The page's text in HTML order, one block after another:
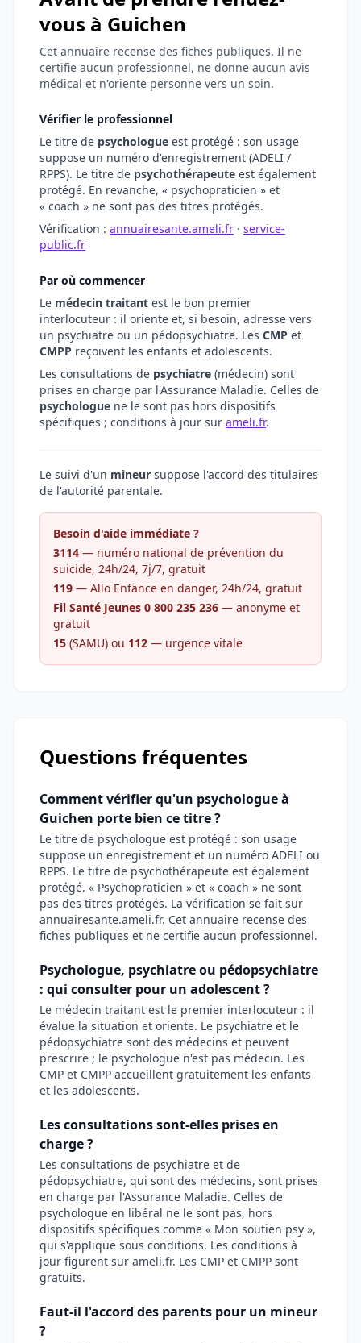
vous à Guichen
Cet annuaire recense des fiches publiques. Il ne
certifie aucun professionnel, ne donne aucun avis
médical et n'oriente personne vers un soin.
Vérifier le professionnel
Le titre de psychologue est protégé : son usage
suppose un numéro d'enregistrement (ADELI /
RPPS). Le titre de psychothérapeute est également
protégé. En revanche, « psychopraticien » et
« coach » ne sont pas des titres protégés.
Vérification : annuairesante.ameli.fr · service-
public.fr
Par où commencer
Le médecin traitant est le bon premier
interlocuteur : il oriente et, si besoin, adresse vers
un psychiatre ou un pédopsychiatre. Les CMP et
CMPP reçoivent les enfants et adolescents.
Les consultations de psychiatre (médecin) sont
prises en charge par l'Assurance Maladie. Celles de
psychologue ne le sont pas hors dispositifs
spécifiques ; conditions à jour sur ameli.fr.
Le suivi d'un mineur suppose l'accord des titulaires
de l'autorité parentale.
Besoin d'aide immédiate ?
3114 — numéro national de prévention du
suicide, 24h/24, 7j/7, gratuit
119 — Allo Enfance en danger, 24h/24, gratuit
Fil Santé Jeunes 0 800 235 236 — anonyme et
gratuit
15 (SAMU) ou 112 — urgence vitale
Questions fréquentes
Comment vérifier qu'un psychologue à
Guichen porte bien ce titre ?
Le titre de psychologue est protégé : son usage
suppose un enregistrement et un numéro ADELI ou
RPPS. Le titre de psychothérapeute est également
protégé. « Psychopraticien » et « coach » ne sont
pas des titres protégés. La vérification se fait sur
annuairesante.ameli.fr. Cet annuaire recense des
fiches publiques et ne certifie aucun professionnel.
Psychologue, psychiatre ou pédopsychiatre
: qui consulter pour un adolescent ?
Le médecin traitant est le premier interlocuteur : il
évalue la situation et oriente. Le psychiatre et le
pédopsychiatre sont des médecins et peuvent
prescrire ; le psychologue n'est pas médecin. Les
CMP et CMPP accueillent gratuitement les enfants
et les adolescents.
Les consultations sont-elles prises en
charge ?
Les consultations de psychiatre et de
pédopsychiatre, qui sont des médecins, sont prises
en charge par l'Assurance Maladie. Celles de
psychologue en libéral ne le sont pas, hors
dispositifs spécifiques comme « Mon soutien psy »,
qui s'applique sous conditions. Les conditions à
jour figurent sur ameli.fr. Les CMP et CMPP sont
gratuits.
Faut-il l'accord des parents pour un mineur
?